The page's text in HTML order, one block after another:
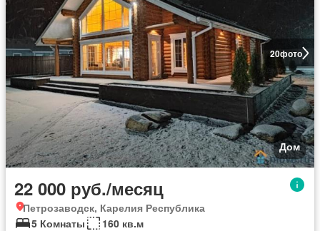
20фото
Дом
22 000 руб./месяц
Петрозаводск, Карелия Республика
5 Комнаты
160 кв.м